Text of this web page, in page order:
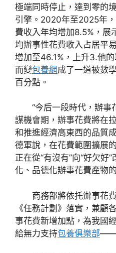
極端同時停止，達到零的
引擎。2020年至2025年
費收入年均增加8.5%，展
均辦事性花費收入占居平
增加至46.1%，上升3.他
而變包養網成了一道被數
百分點。
“今后一段時代，辦事
謀機會期，辦事花費將在
和推進經濟高東西的品質
德軍說，在花費範圍擴展
正在從“有沒有”向“好欠好
化、品德化辦事花費產物
商務部將依托辦事花
《任務計劃》落實，兼顧
事花費新增加點，為我國
給無力支持包養俱樂部